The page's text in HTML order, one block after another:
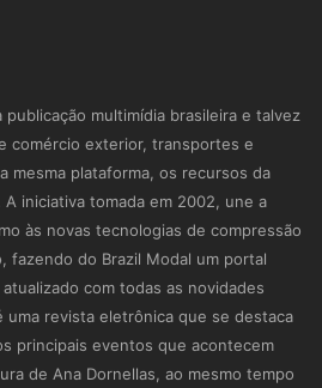
publicação multimídia brasileira e talvez
comércio exterior, transportes e
mesma plataforma, os recursos da
iniciativa tomada em 2002, une a
às novas tecnologias de compressão
fazendo do Brazil Modal um portal
com todas as novidades
revista eletrônica que se destaca
principais eventos que acontecem
de Ana Dornellas, ao mesmo tempo